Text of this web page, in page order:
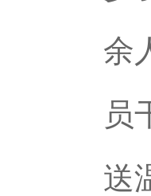
余
员
送